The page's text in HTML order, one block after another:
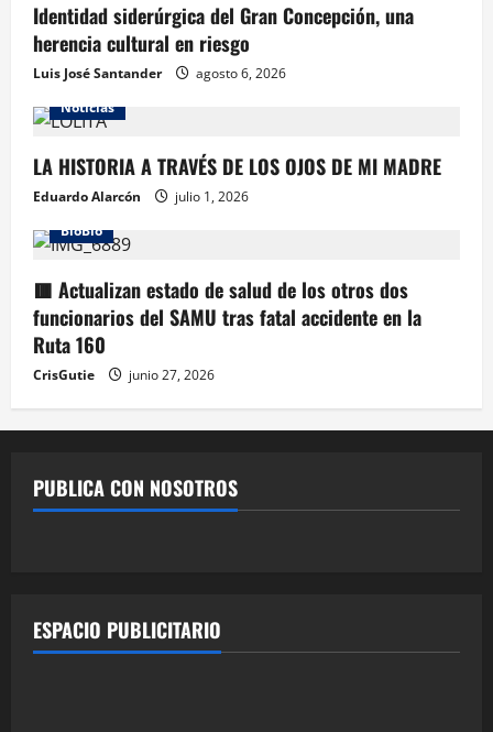
Identidad siderúrgica del Gran Concepción, una
herencia cultural en riesgo
Luis José Santander
agosto 6, 2026
Noticias
LA HISTORIA A TRAVÉS DE LOS OJOS DE MI MADRE
Eduardo Alarcón
julio 1, 2026
BioBio
🟥 Actualizan estado de salud de los otros dos
funcionarios del SAMU tras fatal accidente en la
Ruta 160
CrisGutie junio 27, 2026
PUBLICA CON NOSOTROS
ESPACIO PUBLICITARIO